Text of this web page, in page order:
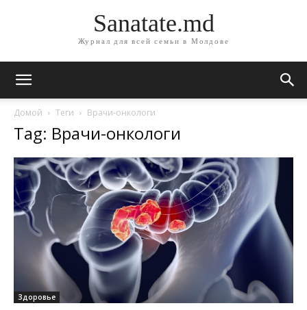
Sanatate.md
Журнал для всей семьи в Молдове
Домой Теги Врачи-онкологи
Tag: Врачи-онкологи
Здоровье